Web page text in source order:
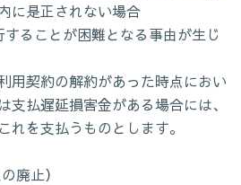
に是正されない場合
することが困難となる事由が生じ
用契約の解約があった時点におい
支払遅延損害金がある場合には、
れを支払うものとします。
廃止）